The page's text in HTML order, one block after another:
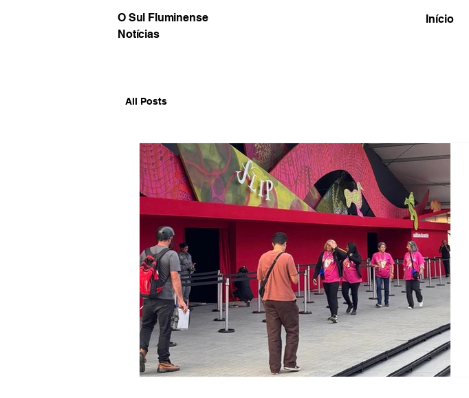
O Sul Fluminense
Notícias
Início
All Posts